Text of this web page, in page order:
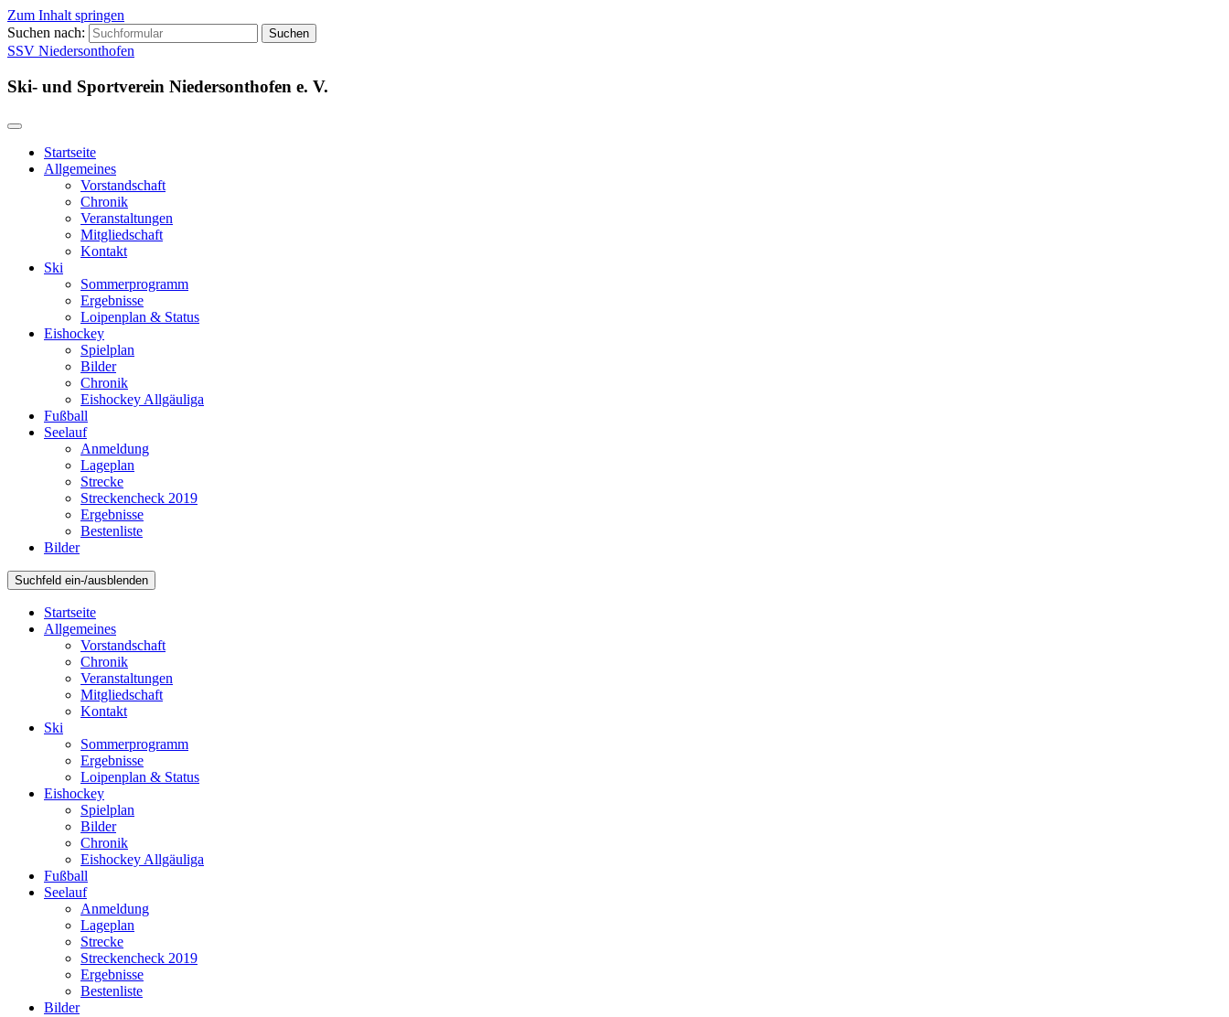
Zum Inhalt springen
Suchen nach:
SSV Niedersonthofen
Ski- und Sportverein Niedersonthofen e. V.
Startseite
Allgemeines
Vorstandschaft
Chronik
Veranstaltungen
Mitgliedschaft
Kontakt
Ski
Sommerprogramm
Ergebnisse
Loipenplan & Status
Eishockey
Spielplan
Bilder
Chronik
Eishockey Allgäuliga
Fußball
Seelauf
Anmeldung
Lageplan
Strecke
Streckencheck 2019
Ergebnisse
Bestenliste
Bilder
Suchfeld ein-/ausblenden
Startseite
Allgemeines
Vorstandschaft
Chronik
Veranstaltungen
Mitgliedschaft
Kontakt
Ski
Sommerprogramm
Ergebnisse
Loipenplan & Status
Eishockey
Spielplan
Bilder
Chronik
Eishockey Allgäuliga
Fußball
Seelauf
Anmeldung
Lageplan
Strecke
Streckencheck 2019
Ergebnisse
Bestenliste
Bilder